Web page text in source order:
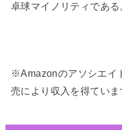
卓球マイノリティである
※Amazonのアソシエイ
売により収入を得ていま